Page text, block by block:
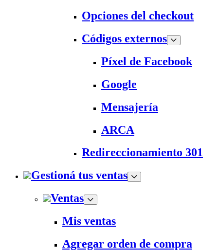
Opciones del checkout
Códigos externos
Píxel de Facebook
Google
Mensajería
ARCA
Redireccionamiento 301
Gestioná tus ventas
Ventas
Mis ventas
Agregar orden de compra